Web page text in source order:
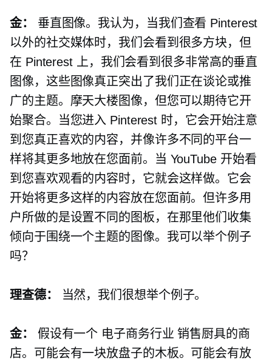
金：
垂直图像。我认为，当我们查看 Pinterest
以外的社交媒体时，我们会看到很多方块，但
在 Pinterest 上，我们会看到很多非常高的垂直
图像，这些图像真正突出了我们正在谈论或推
广的主题。摩天大楼图像，但您可以期待它开
始聚合。当您进入 Pinterest 时，它会开始注意
到您真正喜欢的内容，并像许多不同的平台一
样将其更多地放在您面前。当 YouTube 开始看
到您喜欢观看的内容时，它就会这样做。它会
开始将更多这样的内容放在您面前。但许多用
户所做的是设置不同的图板，在那里他们收集
倾向于围绕一个主题的图像。我可以举个例子
吗？
理查德： 当然，我们很想举个例子。
金： 假设有一个 电子商务行业 销售厨具的商
店。可能会有一块放盘子的木板。可能会有放